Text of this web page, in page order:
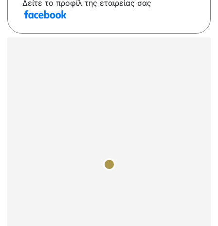
Δείτε το προφίλ της εταιρείας σας